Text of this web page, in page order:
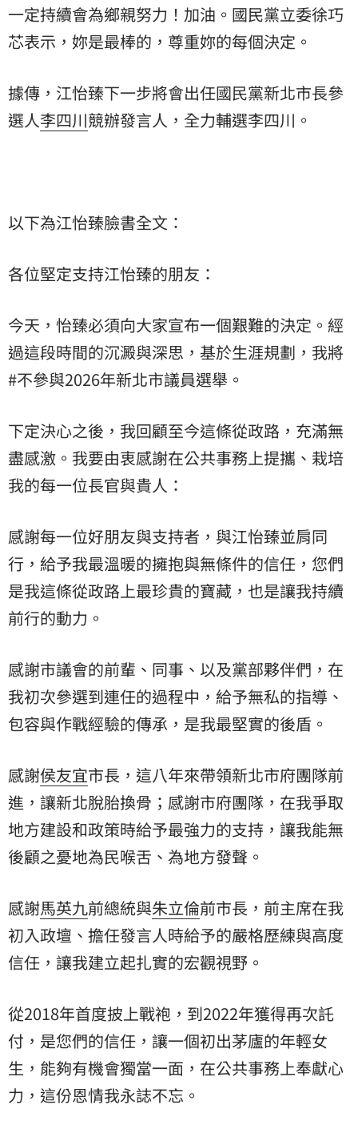
一定持續會為鄉親努力！加油。國民黨立委徐巧
芯表示，妳是最棒的，尊重妳的每個決定。
據傳，江怡臻下一步將會出任國民黨新北市長參
選人李四川競辦發言人，全力輔選李四川。
以下為江怡臻臉書全文：
各位堅定支持江怡臻的朋友：
今天，怡臻必須向大家宣布一個艱難的決定。經
過這段時間的沉澱與深思，基於生涯規劃，我將
#不參與2026年新北市議員選舉。
下定決心之後，我回顧至今這條從政路，充滿無
盡感激。我要由衷感謝在公共事務上提攜、栽培
我的每一位長官與貴人：
感謝每一位好朋友與支持者，與江怡臻並肩同
行，給予我最溫暖的擁抱與無條件的信任，您們
是我這條從政路上最珍貴的寶藏，也是讓我持續
前行的動力。
感謝市議會的前輩、同事、以及黨部夥伴們，在
我初次參選到連任的過程中，給予無私的指導、
包容與作戰經驗的傳承，是我最堅實的後盾。
感謝侯友宜市長，這八年來帶領新北市府團隊前
進，讓新北脫胎換骨；感謝市府團隊，在我爭取
地方建設和政策時給予最強力的支持，讓我能無
後顧之憂地為民喉舌、為地方發聲。
感謝馬英九前總統與朱立倫前市長，前主席在我
初入政壇、擔任發言人時給予的嚴格歷練與高度
信任，讓我建立起扎實的宏觀視野。
從2018年首度披上戰袍，到2022年獲得再次託
付，是您們的信任，讓一個初出茅廬的年輕女
生，能夠有機會獨當一面，在公共事務上奉獻心
力，這份恩情我永誌不忘。